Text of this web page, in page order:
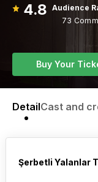
4.8 Audience
73
Buy Your
DetailCast and
Şerbetli Yalanlar